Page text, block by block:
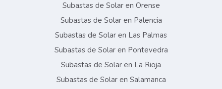
Subastas de Solar en Orense
Subastas de Solar en Palencia
Subastas de Solar en Las Palmas
Subastas de Solar en Pontevedra
Subastas de Solar en La Rioja
Subastas de Solar en Salamanca